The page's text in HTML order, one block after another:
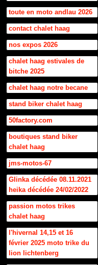
toute en moto andlau 2026
contact chalet haag
nos expos 2026
chalet haag estivales de
bitche 2025
chalet haag notre becane
stand biker chalet haag
50factory.com
boutiques stand biker
chalet haag
jms-motos-67
Glinka décédée 08.11.2021
heika décédée 24/02/2022
passion motos trikes
chalet haag
l'hivernal 14,15 et 16
février 2025 moto trike du
lion lichtenberg